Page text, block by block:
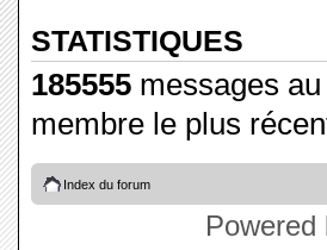
STATISTIQUES
185555 messages au
membre le plus
Index du forum
Powered